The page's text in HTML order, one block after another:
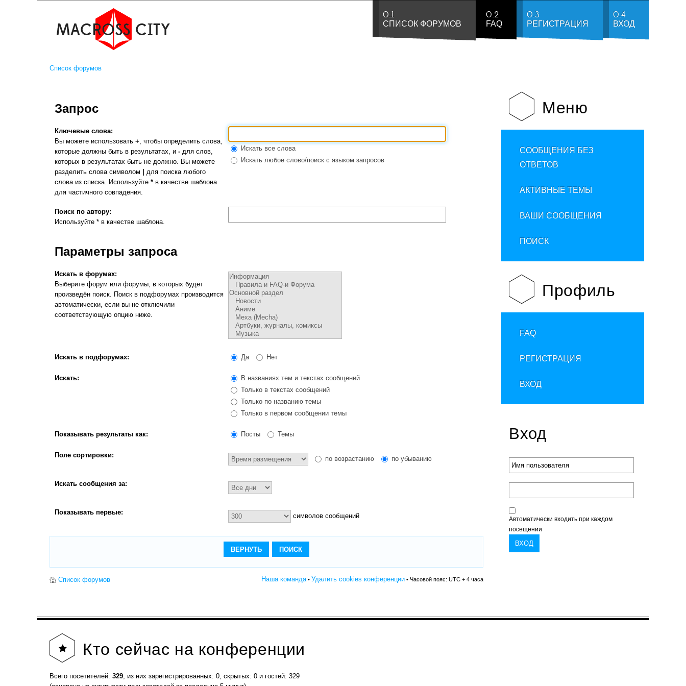
0.1
СПИСОК ФОРУМОВ
0.2
FAQ
0.3
РЕГИСТРАЦИЯ
0.4
ВХОД
Список форумов
Запрос
Ключевые слова:
Вы можете использовать +, чтобы определить слова,
которые должны быть в результатах, и - для слов,
которых в результатах быть не должно. Вы можете
разделить слова символом
для поиска любого
слова из списка. Используйте * в качестве шаблона
для частичного совпадения.
Искать все слова
Искать любое слово/поиск с языком запросов
Поиск по автору:
Используйте * в качестве шаблона.
Параметры запроса
Искать в форумах:
Выберите форум или форумы, в которых будет
произведён поиск. Поиск в подфорумах производится
автоматически, если вы не отключили
соответствующую опцию ниже.
Искать в подфорумах: Да Нет
Искать:
В названиях тем и текстах сообщений
Только в текстах сообщений
Только по названию темы
Только в первом сообщении темы
Показывать результаты как: Посты Темы
Поле сортировки: по возрастанию по убыванию
Искать сообщения за:
Показывать первые: символов сообщений
Список форумов Наша команда • Удалить cookies конференции • Часовой пояс: UTC + 4 часа
Меню
СООБЩЕНИЯ БЕЗ
ОТВЕТОВ
АКТИВНЫЕ ТЕМЫ
ВАШИ СООБЩЕНИЯ
ПОИСК
Профиль
FAQ
РЕГИСТРАЦИЯ
ВХОД
Вход
Автоматически входить при каждом
посещении
Кто сейчас на конференции
Всего посетителей: 329, из них зарегистрированных: 0, скрытых: 0 и гостей: 329